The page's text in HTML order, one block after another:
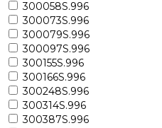
300058S.996
300073S.996
300079S.996
300097S.996
300155S.996
300166S.996
300248S.996
300314S.996
300387S.996